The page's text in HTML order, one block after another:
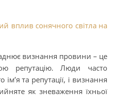
вплив сонячного світла на
визнання провини – це
репутацію. Люди часто
та репутації, і визнання
як зневаження їхньої